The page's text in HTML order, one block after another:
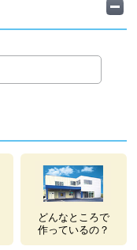
どんなところで
作っているの？